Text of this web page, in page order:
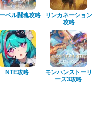
ベル闘魂攻略
リンカネーション
攻略
NTE攻略
モンハンストーリ
ーズ3攻略